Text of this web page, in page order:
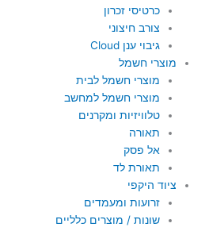
כרטיסי זכרון
צורב חיצוני
גיבוי ענן Cloud
מוצרי חשמל
מוצרי חשמל לבית
מוצרי חשמל למחשב
טלוויזיות ומקרנים
תאורה
אל פסק
תאורת לד
ציוד היקפי
זרועות ומעמדים
שונות / מוצרים כלליים